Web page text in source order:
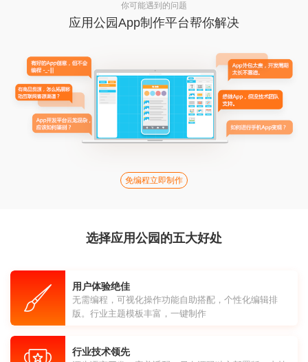
你可能遇到的问题
应用公园App制作平台帮你解决
免编程立即制作
选择应用公园的五大好处
用户体验绝佳
无需编程，可视化操作功能自助搭配，个性化编辑排
版。行业主题模板丰富，一键制作
行业技术领先